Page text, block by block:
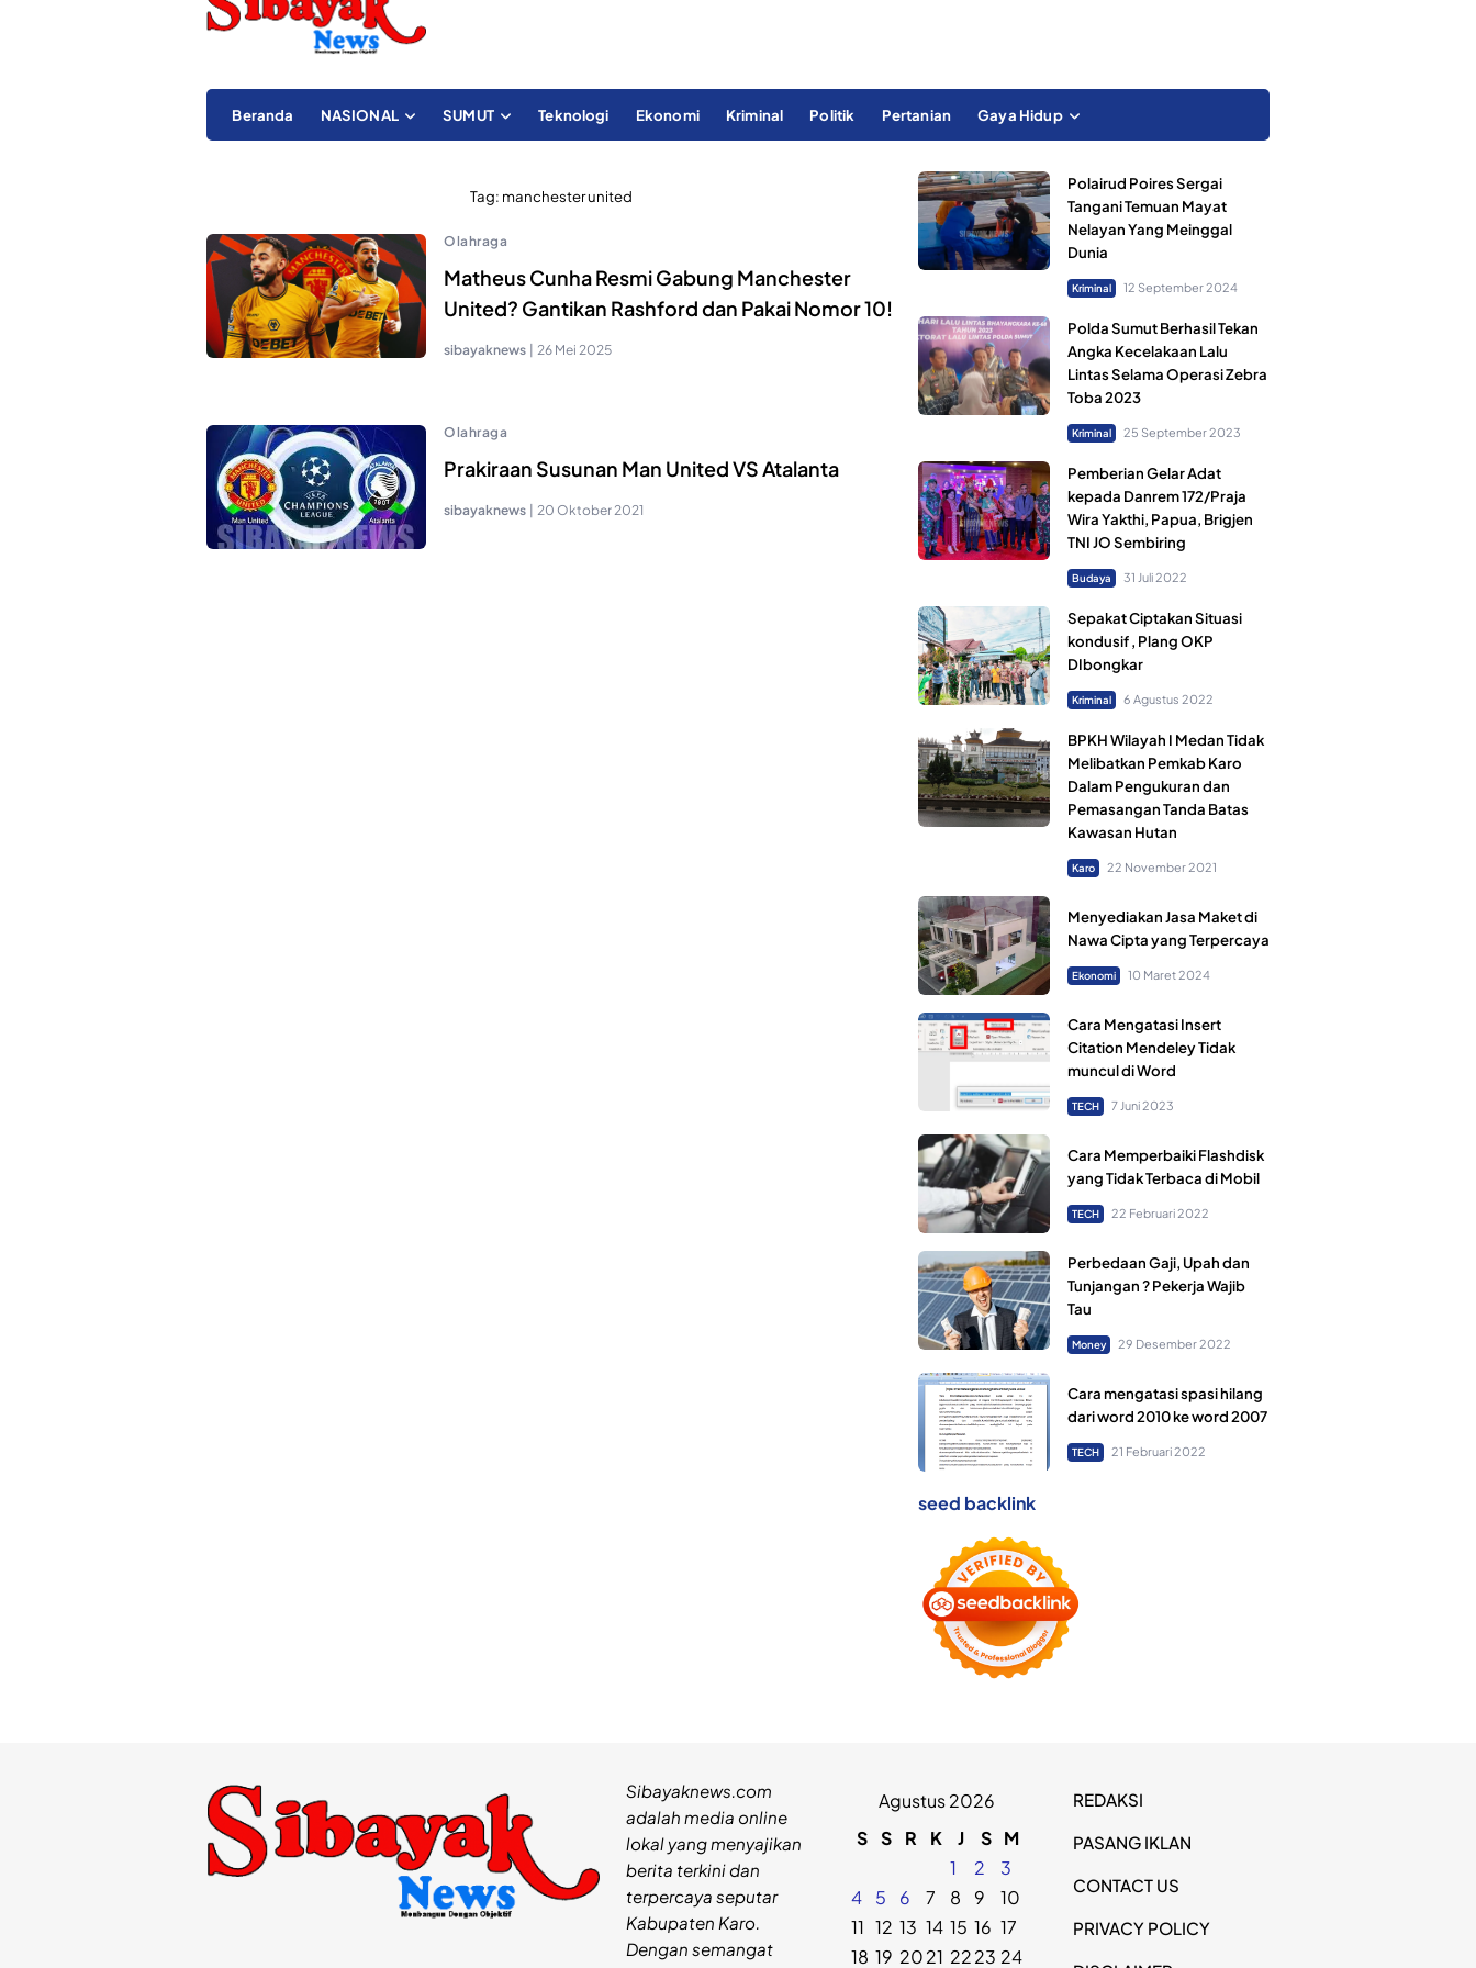
Beranda NASIONAL SUMUT Teknologi Ekonomi Kriminal Politik Pertanian Gaya Hidup
Tag: manchester united
Olahraga
Matheus Cunha Resmi Gabung Manchester
United? Gantikan Rashford dan Pakai Nomor 10!
sibayaknews 26 Mei 2025
Olahraga
Prakiraan Susunan Man United VS Atalanta
sibayaknews 20 Oktober 2021
Polairud Poires Sergai
Tangani Temuan Mayat
Nelayan Yang Meinggal
Dunia
Kriminal 12 September 2024
Polda Sumut Berhasil Tekan
Angka Kecelakaan Lalu
Lintas Selama Operasi Zebra
Toba 2023
Kriminal 25 September 2023
Pemberian Gelar Adat
kepada Danrem 172/Praja
Wira Yakthi, Papua, Brigjen
TNI JO Sembiring
Budaya 31 Juli 2022
Sepakat Ciptakan Situasi
kondusif , Plang OKP
DIbongkar
Kriminal 6 Agustus 2022
BPKH Wilayah I Medan Tidak
Melibatkan Pemkab Karo
Dalam Pengukuran dan
Pemasangan Tanda Batas
Kawasan Hutan
Karo 22 November 2021
Menyediakan Jasa Maket di
Nawa Cipta yang Terpercaya
Ekonomi 10 Maret 2024
Cara Mengatasi Insert
Citation Mendeley Tidak
muncul di Word
TECH 7 Juni 2023
Cara Memperbaiki Flashdisk
yang Tidak Terbaca di Mobil
TECH 22 Februari 2022
Perbedaan Gaji, Upah dan
Tunjangan ? Pekerja Wajib
Tau
Money 29 Desember 2022
Cara mengatasi spasi hilang
dari word 2010 ke word 2007
TECH 21 Februari 2022
seed backlink
Sibayaknews.com
adalah media online
lokal yang menyajikan
berita terkini dan
terpercaya seputar
Kabupaten Karo.
Dengan semangat
Agustus 2026
S S R K J S M
1
2
3
4
5 6 7 8 9
10
11 12 13 14 15 16 17
18 19 2021 2223 24
REDAKSI
PASANG IKLAN
CONTACT US
PRIVACY POLICY